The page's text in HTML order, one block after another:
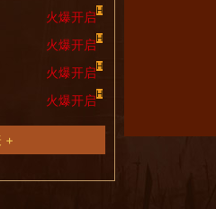
火爆开启H
火爆开启H
火爆开启H
火爆开启H
+